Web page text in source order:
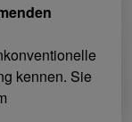
kennen. Sie